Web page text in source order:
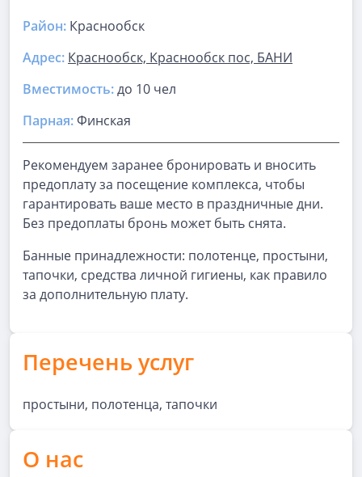
Район: Краснообск
Адрес: Краснообск, Краснообск пос, БАНИ
Вместимость:до 10 чел
Парная:Финская
Рекомендуем заранее бронировать и вносить
предоплату за посещение комплекса, чтобы
гарантировать ваше место в праздничные дни.
Без предоплаты бронь может быть снята.
Банные принадлежности: полотенце, простыни,
тапочки, средства личной гигиены, как правило
за дополнительную плату.
Перечень услуг
простыни, полотенца, тапочки
О нас